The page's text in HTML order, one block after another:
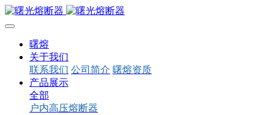
曙熔
关于我们
联系我们 公司简介 曙熔资质
产品展示
全部
户内高压熔断器